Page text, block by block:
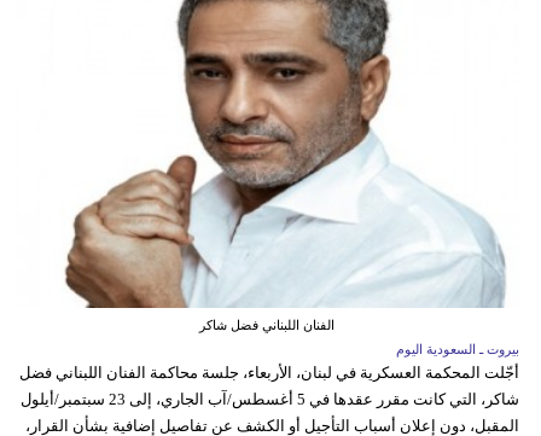
الفنان اللبناني فضل شاكر
بيروت ـ السعودية اليوم
أجّلت المحكمة العسكرية في لبنان، الأربعاء، جلسة محاكمة الفنان اللبناني فضل
شاكر، التي كانت مقرر عقدها في 5 أغسطس/آب الجاري، إلى 23 سبتمبر/أيلول
المقبل، دون إعلان أسباب التأجيل أو الكشف عن تفاصيل إضافية بشأن القرار،